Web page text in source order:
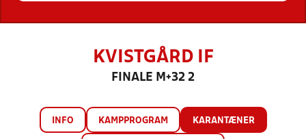
KVISTGÅRD IF
FINALE M+32 2
INFO KAMPPROGRAM KARANTÆNER